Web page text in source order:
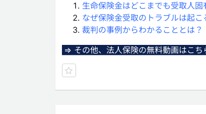
生命保険金はどこまでも受取人固
なぜ保険金受取のトラブルは起こ
裁判の事例からわかることとは？
⇒ その他、法人保険の無料動画はこち